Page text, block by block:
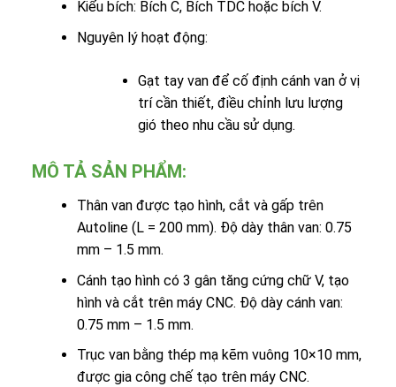
Kiểu bích: Bích C, Bích TDC hoặc bích V.
Nguyên lý hoạt động:
Gạt tay van để cố định cánh van ở vị
trí cần thiết, điều chỉnh lưu lượng
gió theo nhu cầu sử dụng.
MÔ TẢ SẢN PHẨM:
Thân van được tạo hình, cắt và gấp trên
Autoline (L = 200 mm). Độ dày thân van: 0.75
mm – 1.5 mm.
Cánh tạo hình có 3 gân tăng cứng chữ V, tạo
hình và cắt trên máy CNC. Độ dày cánh van:
0.75 mm – 1.5 mm.
Trục van bằng thép mạ kẽm vuông 10×10 mm,
được gia công chế tạo trên máy CNC.